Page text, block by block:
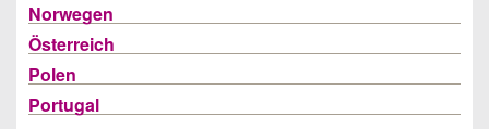
Norwegen
Österreich
Polen
Portugal